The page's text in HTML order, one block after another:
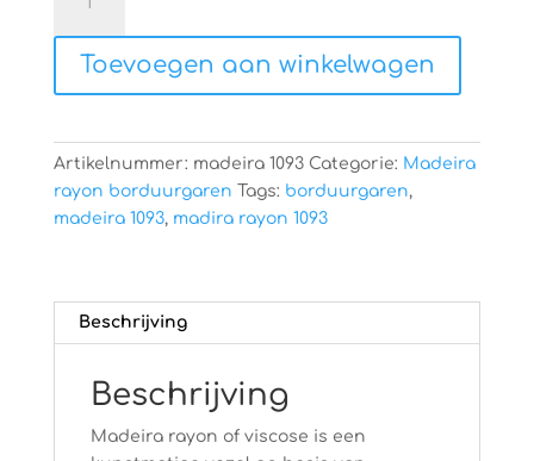
rayon
1093
aantal
Toevoegen aan winkelwagen
Artikelnummer: madeira 1093 Categorie: Madeira
rayon borduurgaren Tags: borduurgaren,
madeira 1093, madira rayon 1093
Beschrijving
Beschrijving
Madeira rayon of viscose is een